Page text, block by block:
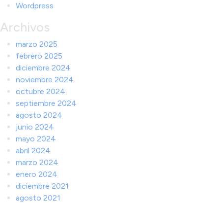
Wordpress
Archivos
marzo 2025
febrero 2025
diciembre 2024
noviembre 2024
octubre 2024
septiembre 2024
agosto 2024
junio 2024
mayo 2024
abril 2024
marzo 2024
enero 2024
diciembre 2021
agosto 2021